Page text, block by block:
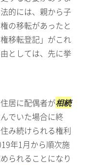
的には、親から子
の移転があったと
移転登記」がこれ
としては、先に挙
居に配偶者が相続
でいた場合に終
み続けられる権利
年1月から順次施
られることになり